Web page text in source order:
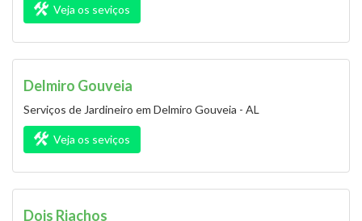
Veja os seviços
Delmiro Gouveia
Serviços de Jardineiro em Delmiro Gouveia - AL
Veja os seviços
Dois Riachos